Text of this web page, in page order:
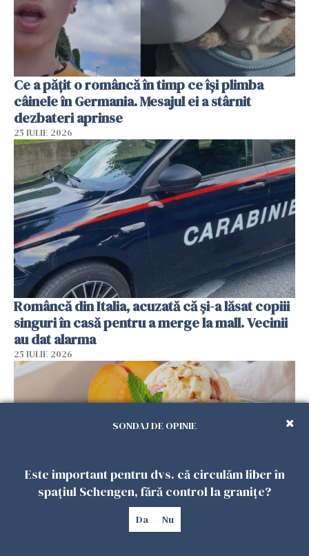
Ce a pățit o româncă în timp ce își plimba
câinele în Germania. Mesajul ei a stârnit
dezbateri aprinse
25 IULIE 2026
Româncă din Italia, acuzată că și-a lăsat copiii
singuri în casă pentru a merge la mall. Vecinii
au dat alarma
25 IULIE 2026
Înghețata de casă cu nectarine care
SONDAJ DE OPINIE
Este important pentru dvs. că circulăm liber în
spațiul Schengen, fără control la granițe?
Da Nu